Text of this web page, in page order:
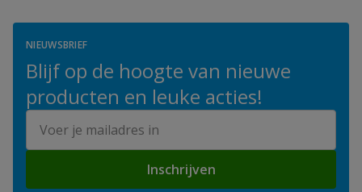
NIEUWSBRIEF
Blijf op de hoogte van nieuwe
producten en leuke acties!
Inschrijven